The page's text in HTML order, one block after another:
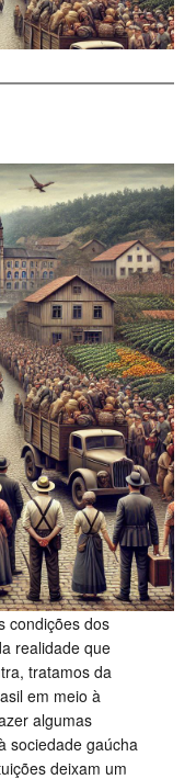
condições dos
realidade que
tratamos da
em meio à
algumas
sociedade gaúcha
deixam um